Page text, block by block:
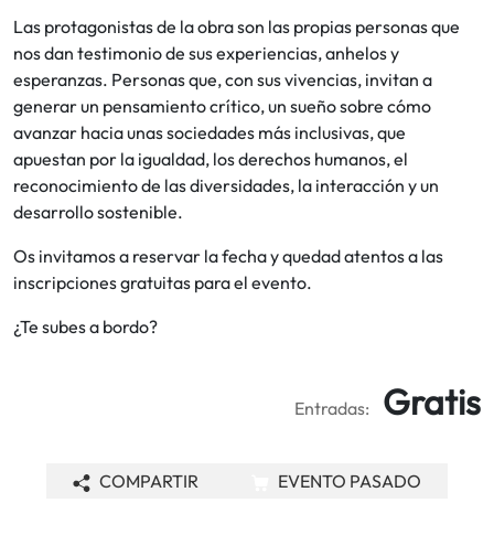
Las protagonistas de la obra son las propias personas que
nos dan testimonio de sus experiencias, anhelos y
esperanzas. Personas que, con sus vivencias, invitan a
generar un pensamiento crítico, un sueño sobre cómo
avanzar hacia unas sociedades más inclusivas, que
apuestan por la igualdad, los derechos humanos, el
reconocimiento de las diversidades, la interacción y un
desarrollo sostenible.
Os invitamos a reservar la fecha y quedad atentos a las
inscripciones gratuitas para el evento.
¿Te subes a bordo?
Entradas: Gratis
COMPARTIR EVENTO PASADO